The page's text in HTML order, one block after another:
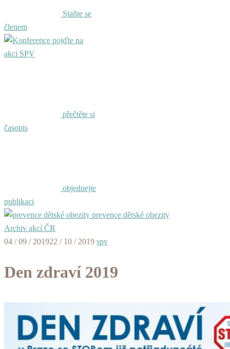
Staňte se
členem
pojďte na
akci SPV
přečtěte si
časopis
objednejte
publikaci
prevence dětské obezity
Archiv akcí ČR
04 / 09 / 201922 / 10 / 2019 spv
Den zdraví 2019